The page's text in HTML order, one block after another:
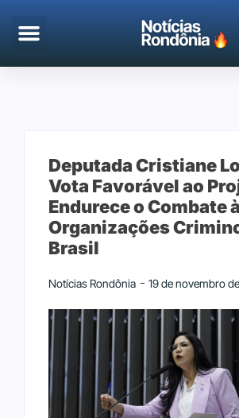
Deputada Cristiane
Vota Favorável ao
Endurece o Combate
Organizações
Brasil
Notícias Rondônia 19 de novembro